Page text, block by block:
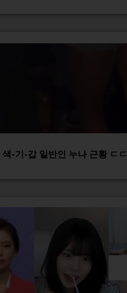
-기-갑 일반인 누나 근황 ㄷ